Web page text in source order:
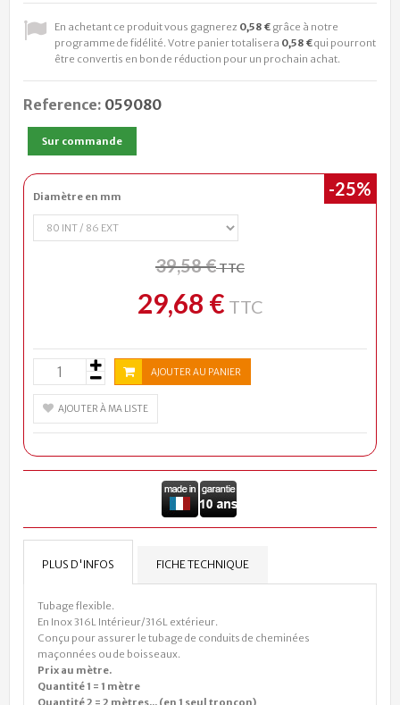
En achetant ce produit vous gagnerez 0,58 € grâce à notre
programme de fidélité. Votre panier totalisera 0,58 €qui pourront
être convertis en bon de réduction pour un prochain achat.
Reference: 059080
Sur commande
Diamètre en mm
39,58 €TTC
-25%
29,68 € TTC
AJOUTER AU PANIER
AJOUTER À MA LISTE
PLUS D'INFOS FICHE TECHNIQUE
Tubage flexible.
En Inox 316L Intérieur/316L extérieur.
Conçu pour assurer le tubage de conduits de cheminées
maçonnées ou de boisseaux.
Prix au mètre.
Quantité 1 = 1 mètre